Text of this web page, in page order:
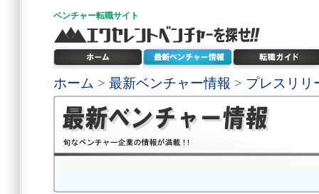
ベンチャー転職サイト
ホーム > 最新ベンチャー情報 > プレスリリ